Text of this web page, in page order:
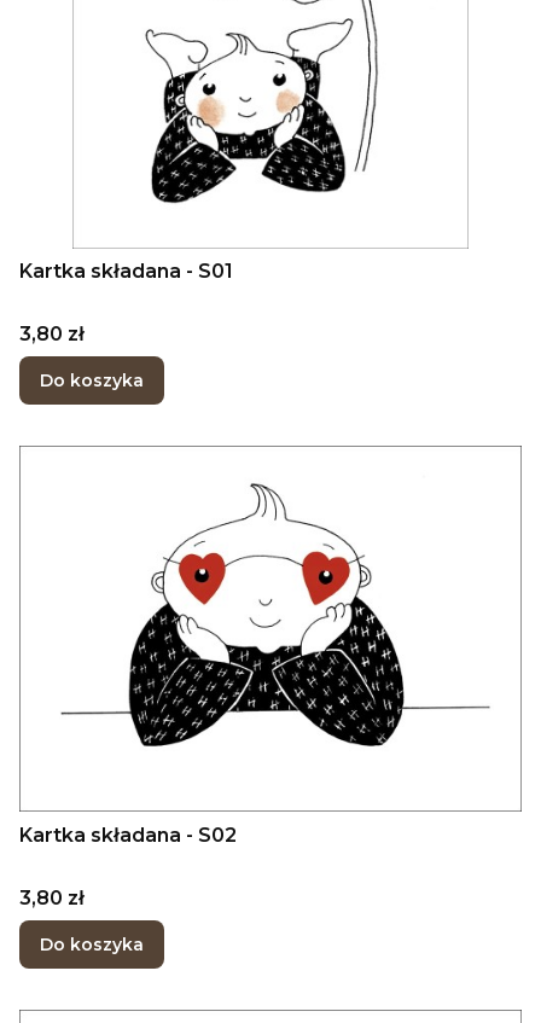
Kartka składana - S01
Cena
3,80 zł
Do koszyka
Kartka składana - S02
Cena
3,80 zł
Do koszyka